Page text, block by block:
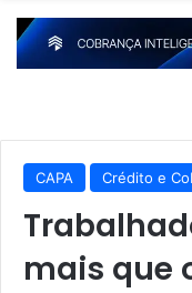
CAPA Crédito e
mais que